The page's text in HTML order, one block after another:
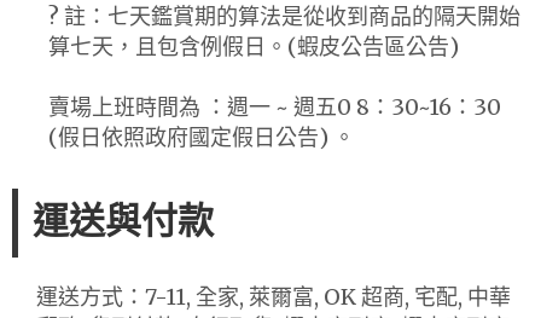
? 註：七天鑑賞期的算法是從收到商品的隔天開始
算七天，且包含例假日。(蝦皮公告區公告)
賣場上班時間為 ：週一 ~ 週五0 8：30~16：30
(假日依照政府國定假日公告) 。
運送與付款
運送方式：7-11, 全家, 萊爾富, OK 超商, 宅配, 中華